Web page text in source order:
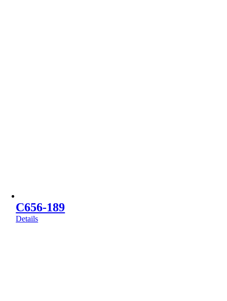
C656-189
Details